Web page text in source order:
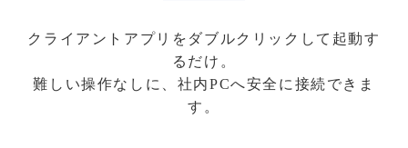
クライアントアプリをダブルクリックして起動す
るだけ。
難しい操作なしに、社内PCへ安全に接続できま
す。